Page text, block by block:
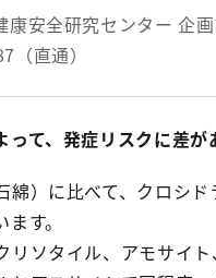
康安全研究センター 企
直通）
って、発症リスクに差が
綿）に比べて、クロシ
す。
リソタイル、アモサイ